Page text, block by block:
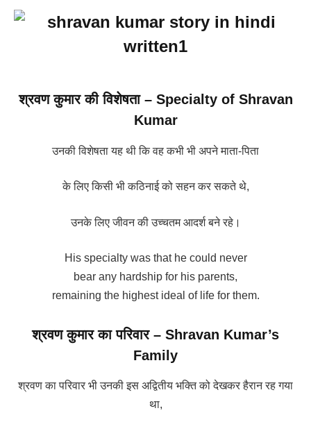
श्रवण कुमार की विशेषता – Specialty of Shravan
Kumar
उनकी विशेषता यह थी कि वह कभी भी अपने माता-पिता
के लिए किसी भी कठिनाई को सहन कर सकते थे,
उनके लिए जीवन की उच्चतम आदर्श बने रहे।
His specialty was that he could never
bear any hardship for his parents,
remaining the highest ideal of life for them.
श्रवण कुमार का परिवार – Shravan Kumar’s
Family
श्रवण का परिवार भी उनकी इस अद्वितीय भक्ति को देखकर हैरान रह गया
था,